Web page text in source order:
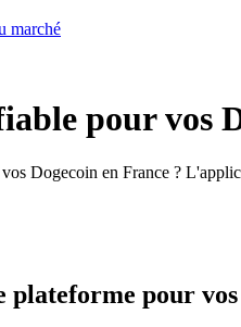
marché
pour vos
Dogecoin en France ?
pour vos